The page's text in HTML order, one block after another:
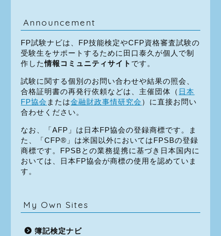
Announcement
FP試験ナビは、FP技能検定やCFP資格審査試験の
受験生をサポートするために田口泰久が個人で制
作した情報コミュニティサイト です。
試験に関する個別のお問い合わせや結果の照会、
合格証明書の再発行依頼などは、主催団体（ 日本
FP協会 または金融財政事情研究会 ）に直接お問い
合わせください。
なお、「AFP」は日本FP協会の登録商標です。ま
た、「CFP®」は米国以外においてはFPSBの登録
商標です。FPSBとの業務提携に基づき日本国内に
おいては、日本FP協会が商標の使用を認めていま
す。
My Own Sites
簿記検定ナビ